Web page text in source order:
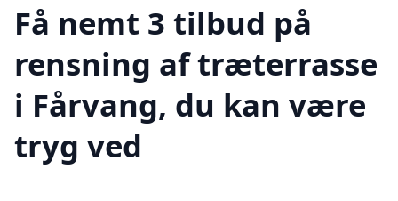
Få nemt 3 tilbud på
rensning af træterrasse
i Fårvang, du kan være
tryg ved